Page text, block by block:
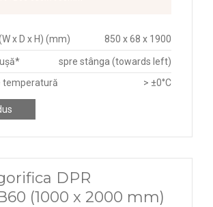
x D x H) (mm) 850 x 68 x 1900
spre stânga (towards left)
temperatură
> ±0°C
DPR
(1000 x 2000 mm)